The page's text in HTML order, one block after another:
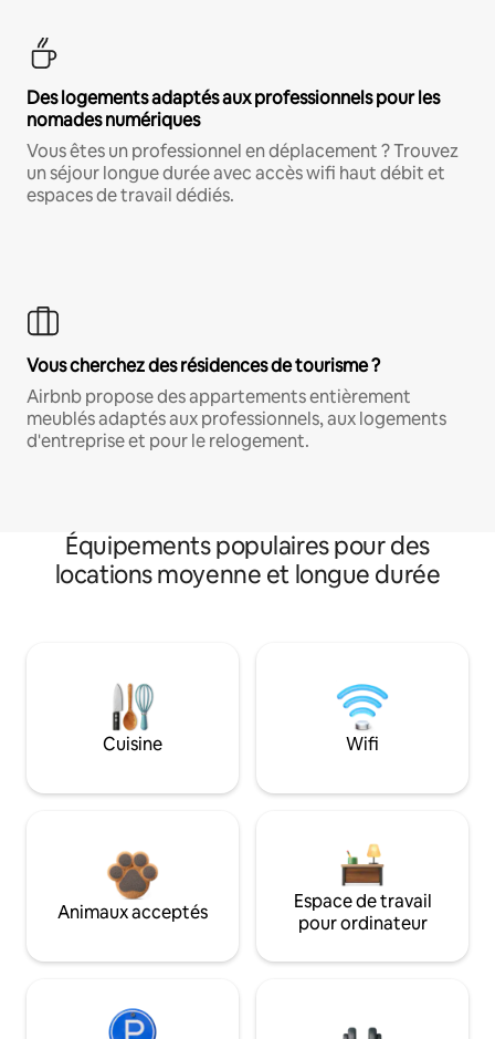
Des logements adaptés aux professionnels pour les
nomades numériques
Vous êtes un professionnel en déplacement ? Trouvez
un séjour longue durée avec accès wifi haut débit et
espaces de travail dédiés.
Vous cherchez des résidences de tourisme ?
Airbnb propose des appartements entièrement
meublés adaptés aux professionnels, aux logements
d'entreprise et pour le relogement.
Équipements populaires pour des
locations moyenne et longue durée
Cuisine Wifi
Animaux acceptés
Espace de travail
pour ordinateur